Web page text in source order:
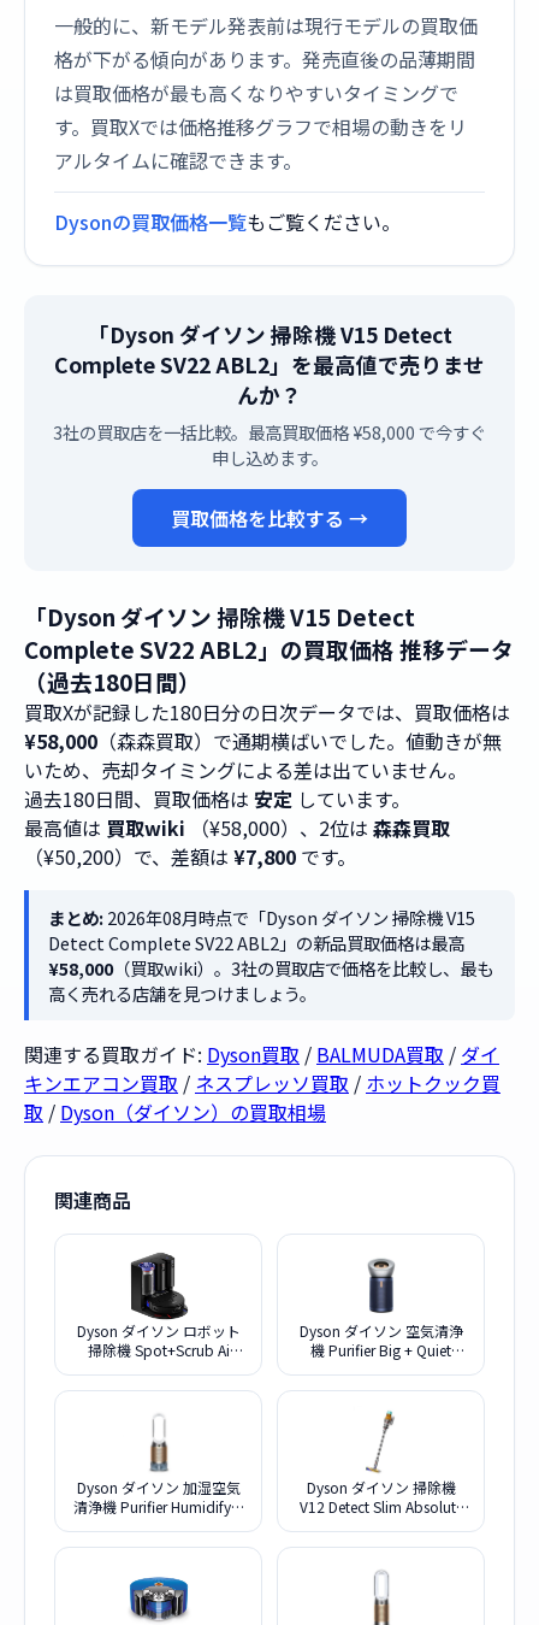
一般的に、新モデル発表前は現行モデルの買取価
格が下がる傾向があります。発売直後の品薄期間
は買取価格が最も高くなりやすいタイミングで
す。買取Xでは価格推移グラフで相場の動きをリ
アルタイムに確認できます。
Dysonの買取価格一覧もご覧ください。
「Dyson ダイソン 掃除機 V15 Detect
Complete SV22 ABL2」を最高値で売りませ
んか？
3社の買取店を一括比較。最高買取価格 ¥58,000 で今すぐ
申し込めます。
買取価格を比較する →
「Dyson ダイソン 掃除機 V15 Detect
Complete SV22 ABL2」の買取価格 推移データ
（過去180日間）
買取Xが記録した180日分の日次データでは、買取価格は
¥58,000 （森森買取）で通期横ばいでした。値動きが無
いため、売却タイミングによる差は出ていません。
過去180日間、買取価格は 安定 しています。
最高値は 買取wiki （¥58,000）、2位は 森森買取
（¥50,200）で、差額は ¥7,800 です。
まとめ:2026年08月時点で「Dyson ダイソン 掃除機 V15
Detect Complete SV22 ABL2」の新品買取価格は最高
¥58,000（買取wiki）。3社の買取店で価格を比較し、最も
高く売れる店舗を見つけましょう。
関連する買取ガイド: Dyson買取 / BALMUDA買取 / ダイ
キンエアコン買取 / ネスプレッソ買取 / ホットクック買
取 / Dyson（ダイソン）の買取相場
関連商品
Dyson ダイソン ロボット
掃除機 Spot+Scrub Ai
ー
Dyson ダイソン 空気清浄
機 Purifier Big + Quiet
ッケル/ブルー
Dyson ダイソン 加湿空気
清浄機 Purifier Humidify +
WG ホワイト ゴールド
Dyson ダイソン 掃除機
V12 Detect Slim Absolute